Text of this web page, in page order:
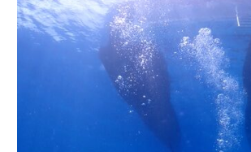
ー